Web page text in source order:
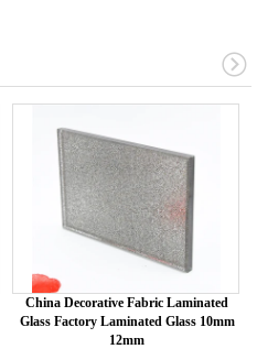
China Decorative Fabric Laminated
Glass Factory Laminated Glass 10mm
12mm